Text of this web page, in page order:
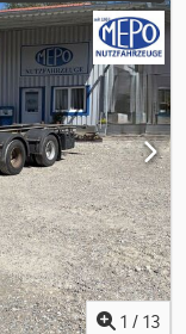
SOMMER
de fixação da
ao longo das
traseiro de enrolar
de freio a
suspensão
suporte para
pode estar
sem nova
TÜV, teremos
nossas oficinas
rotulado com1 / 13